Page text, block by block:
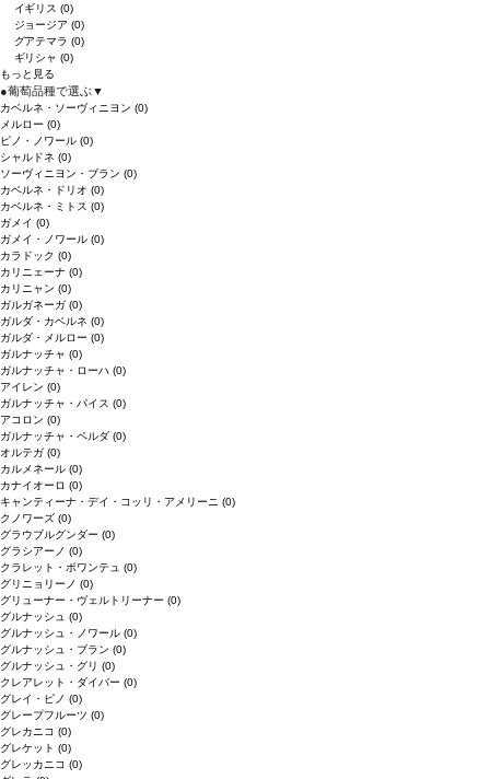
イギリス(0)
ジョージア(0)
グアテマラ(0)
ギリシャ(0)
もっと見る
●葡萄品種で選ぶ▼
カベルネ・ソーヴィニヨン (0)
メルロー (0)
ピノ・ノワール (0)
シャルドネ (0)
ソーヴィニヨン・ブラン (0)
カベルネ・ドリオ (0)
カベルネ・ミトス (0)
ガメイ (0)
ガメイ・ノワール (0)
カラドック (0)
カリニェーナ (0)
カリニャン (0)
ガルガネーガ (0)
ガルダ・カベルネ (0)
ガルダ・メルロー (0)
ガルナッチャ (0)
ガルナッチャ・ローハ (0)
アイレン (0)
ガルナッチャ・パイス (0)
アコロン (0)
ガルナッチャ・ペルダ (0)
オルテガ (0)
カルメネール (0)
カナイオーロ (0)
キャンティーナ・デイ・コッリ・アメリーニ (0)
クノワーズ (0)
グラウブルグンダー (0)
グラシアーノ (0)
クラレット・ボワンテュ (0)
グリニョリーノ (0)
グリューナー・ヴェルトリーナー (0)
グルナッシュ (0)
グルナッシュ・ノワール (0)
グルナッシュ・ブラン (0)
グルナッシュ・グリ (0)
クレアレット・ダイバー (0)
グレイ・ピノ (0)
グレープフルーツ (0)
グレカニコ (0)
グレケット (0)
グレッカニコ (0)